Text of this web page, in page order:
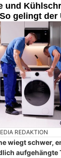
und
gelingt der
REDAKTION
wiegt schwer,
aufgehängte